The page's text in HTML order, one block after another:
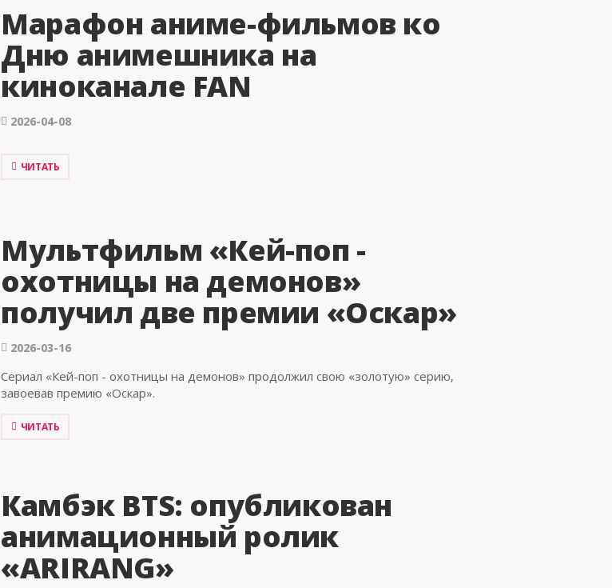
Марафон аниме-фильмов ко
Дню анимешника на
киноканале FAN
2026-04-08
ЧИТАТЬ
Мультфильм «Кей-поп -
охотницы на демонов»
получил две премии «Оскар»
2026-03-16
Сериал «Кей-поп - охотницы на демонов» продолжил свою «золотую» серию,
завоевав премию «Оскар».
ЧИТАТЬ
Камбэк BTS: опубликован
анимационный ролик
«ARIRANG»